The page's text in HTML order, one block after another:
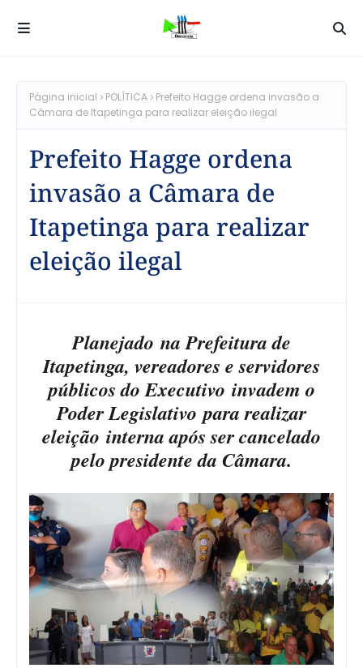
Página inicial POLÍTICA
Prefeito Hagge ordena invasão a
Câmara de Itapetinga para realizar eleição ilegal
Prefeito Hagge ordena
invasão a Câmara de
Itapetinga para realizar
eleição ilegal
Planejado na Prefeitura de
Itapetinga, vereadores e servidores
públicos do Executivo invadem o
Poder Legislativo para realizar
eleição interna após ser cancelado
pelo presidente da Câmara.